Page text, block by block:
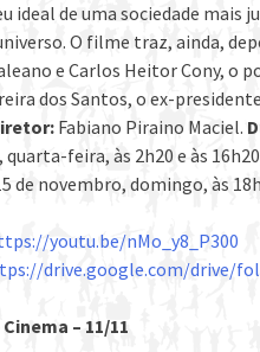
ideal de uma sociedade
O filme traz, ainda,
e Carlos Heitor Cony, o
dos Santos, o ex-
Fabiano Piraino Maciel.
feira, às 2h20 e às
de novembro, domingo, às
youtu.be/nMo_y8_P300
drive.google.com/drive/
– 11/11